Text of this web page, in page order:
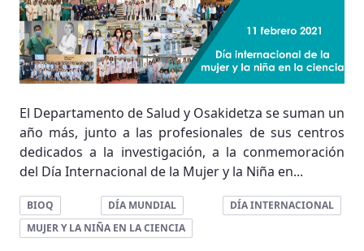
El Departamento de Salud y Osakidetza se suman un
año más, junto a las profesionales de sus centros
dedicados a la investigación, a la conmemoración
del Día Internacional de la Mujer y la Niña en...
BIOQ DÍA MUNDIAL
DÍA INTERNACIONAL
MUJER Y LA NIÑA EN LA CIENCIA